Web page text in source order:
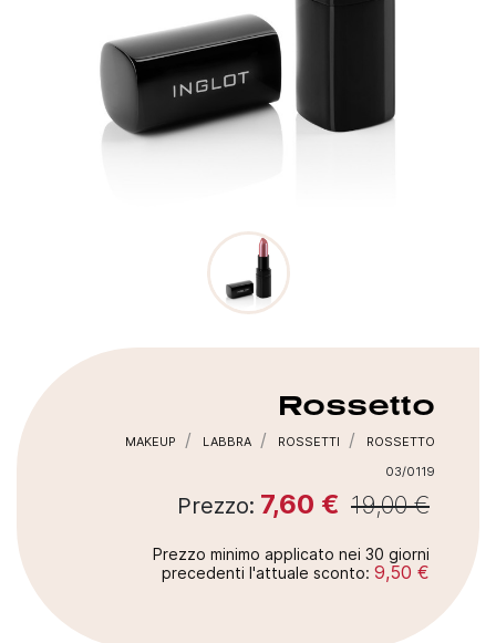
Rossetto
MAKEUP LABBRA ROSSETTI
ROSSETTO
03/0119
19,00 €
Prezzo: 7,60 €
Prezzo minimo applicato nei 30 giorni
precedenti l'attuale sconto: 9,50 €